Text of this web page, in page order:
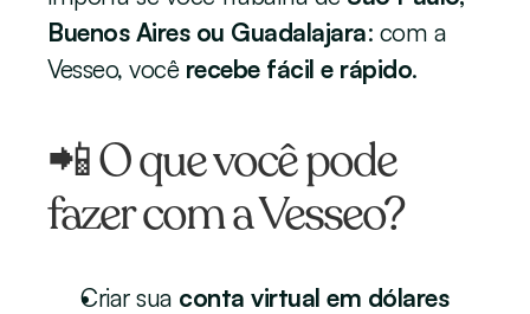
Buenos Aires ou Guadalajara: com a
Vesseo, você recebe fácil e rápido.
📲 O que você pode
fazer com a Vesseo?
Criar sua conta virtual em dólares